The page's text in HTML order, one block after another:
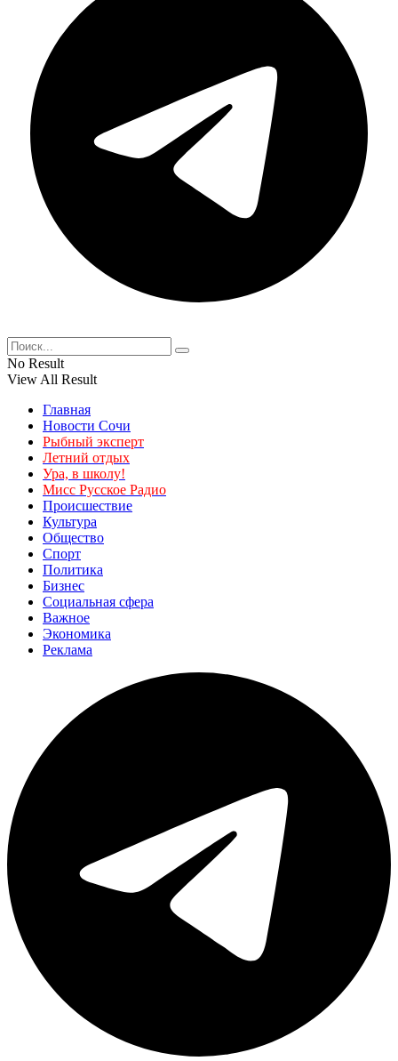
No Result
View All Result
Главная
Новости Сочи
Рыбный эксперт
Летний отдых
Ура, в школу!
Мисс Русское Радио
Происшествие
Культура
Общество
Спорт
Политика
Бизнес
Социальная сфера
Важное
Экономика
Реклама